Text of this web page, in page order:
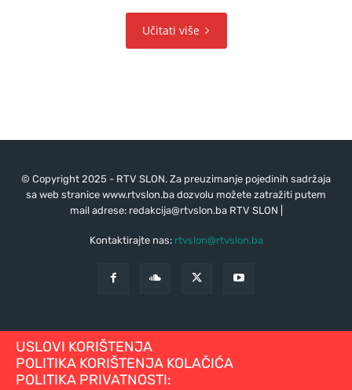
Učitati više
© Copyright 2025 - RTV SLON. Za preuzimanje pojedinih sadržaja
sa web stranice www.rtvslon.ba dozvolu možete zatražiti putem
mail adrese: redakcija@rtvslon.baRTV SLON |
Kontaktirajte nas: rtvslon@rtvslon.ba
USLOVI KORIŠTENJA
POLITIKA KORIŠTENJA KOLAČIĆA
POLITIKA PRIVATNOSTI: